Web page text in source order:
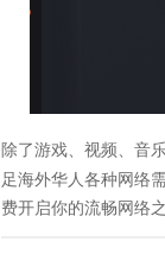
除了游戏、视频、音
足海外华人各种网络
费开启你的流畅网络